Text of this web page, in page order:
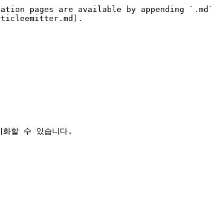
pages are available by appending `.md`
할 수 있습니다.